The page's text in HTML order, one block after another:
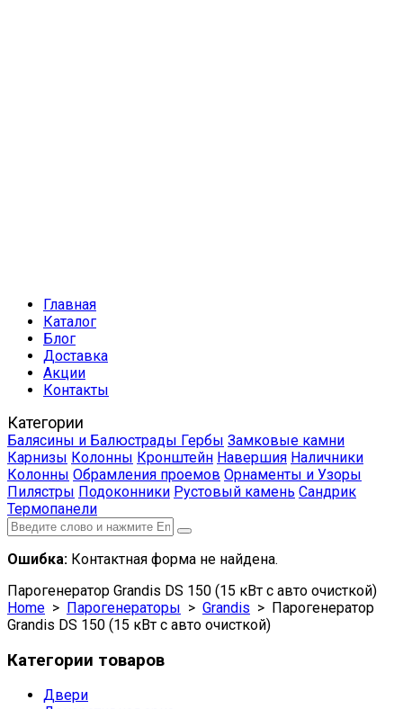
Главная
Каталог
Блог
Доставка
Акции
Контакты
Категории
Балясины и Балюстрады Гербы Замковые камни
Карнизы Колонны Кронштейн Навершия Наличники
Колонны Обрамления проемов Орнаменты и Узоры
Пилястры Подоконники Рустовый камень Сандрик
Термопанели
Ошибка: Контактная форма не найдена.
Парогенератор Grandis DS 150 (15 кВт с авто очисткой)
Home > Парогенераторы > Grandis > Парогенератор
Grandis DS 150 (15 кВт с авто очисткой)
Категории товаров
Двери